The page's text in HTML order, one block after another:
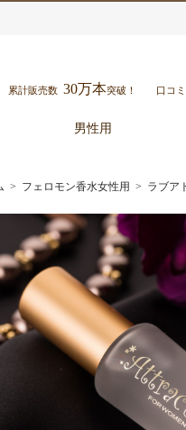
累計販売数 30万本突破！ 口コミ
男性用
> フェロモン香水女性用 > ラブア